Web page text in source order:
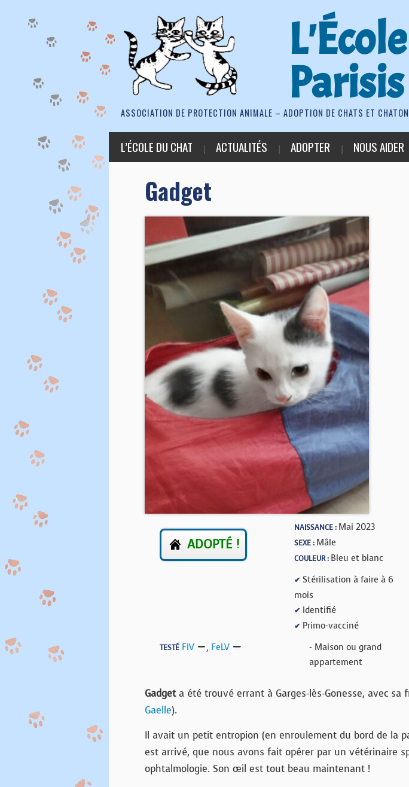
Parisis
ASSOCIATION DE PROTECTION ANIMALE – ADOPTION DE CHATS ET
L’ÉCOLE DU CHAT ACTUALITÉS ADOPTER NOUS AIDER
Gadget
ADOPTÉ !
NAISSANCE : Mai 2023
SEXE : Mâle
COULEUR : Bleu et blanc
✔ Stérilisation à faire à 6
mois
✔ Identifié
✔ Primo-vacciné
TESTÉ FIV , FeLV
- Maison ou grand
appartement
Gadgeta été trouvé errant à Garges-lès-Gonesse, avec sa
Gaelle).
Il avait un petit entropion (en enroulement du bord de la
est arrivé, que nous avons fait opérer par un vétérinaire
ophtalmologie. Son œil est tout beau maintenant !